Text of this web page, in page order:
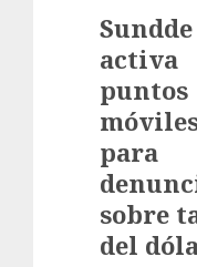
Sundde
activa
puntos
para
sobre
del